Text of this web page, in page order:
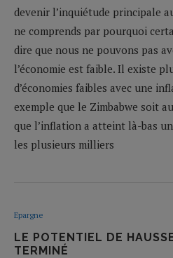
devenir l’inquiétude principale
ne comprends par pourquoi
dire que nous ne pouvons pas
l’économie est faible. Il existe
d’économies faibles avec une
exemple que le Zimbabwe soit
que l’inflation a atteint là-bas
les plusieurs milliers
Epargne
LE POTENTIEL DE
TERMINÉ